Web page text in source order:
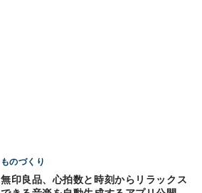
ものづくり
無印良品、心拍数と時刻からリラックス